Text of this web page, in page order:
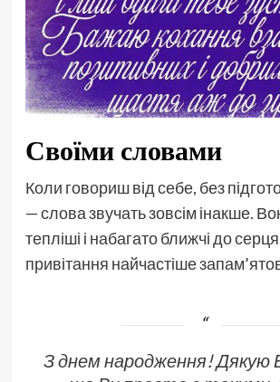
Своїми словами
Коли говориш від себе, без
— слова звучать зовсім інакше.
тепліші і набагато ближчі до
привітання найчастіше
З днем народження! Дякую